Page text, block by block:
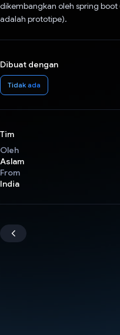
dikembangkan oleh spring
adalah prototipe).
Dibuat dengan
Tidak ada
Tim
Oleh
Aslam
From
India